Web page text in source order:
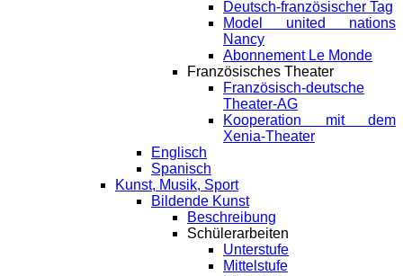
Deutsch-französischer Tag
Model united nations
Nancy
Abonnement Le Monde
Französisches Theater
Französisch-deutsche
Theater-AG
Kooperation mit dem
Xenia-Theater
Englisch
Spanisch
Kunst, Musik, Sport
Bildende Kunst
Beschreibung
Schülerarbeiten
Unterstufe
Mittelstufe